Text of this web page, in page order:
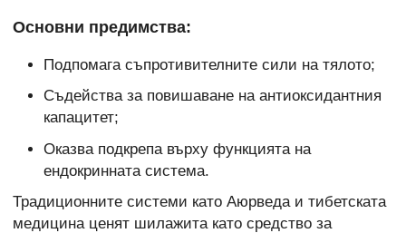
Основни предимства:
Подпомага съпротивителните сили на тялото;
Съдейства за повишаване на антиоксидантния
капацитет;
Оказва подкрепа върху функцията на
ендокринната система.
Традиционните системи като Аюрведа и тибетската
медицина ценят шилажита като средство за